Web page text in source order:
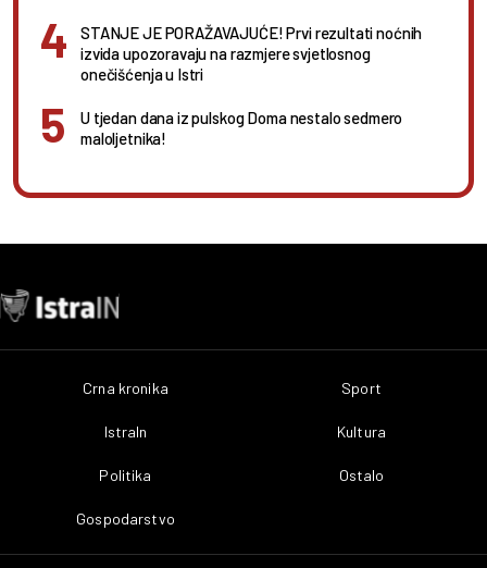
STANJE JE PORAŽAVAJUĆE! Prvi rezultati noćnih
izvida upozoravaju na razmjere svjetlosnog
onečišćenja u Istri
U tjedan dana iz pulskog Doma nestalo sedmero
maloljetnika!
Crna kronika
IstraIn
Politika
Gospodarstvo
Sport
Kultura
Ostalo